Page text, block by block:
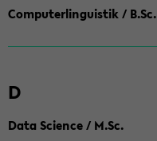
Computerlinguistik / B.Sc.
D
Data Science / M.Sc.